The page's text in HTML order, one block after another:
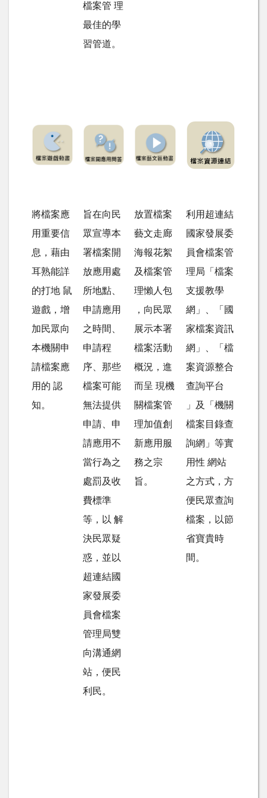
檔案管 理
最佳的學
習管道。
將檔案應
用重要信
息，藉由
耳熟能詳
的打地 鼠
遊戲，增
加民眾向
本機關申
請檔案應
用的 認
知。
旨在向民
眾宣導本
署檔案開
放應用處
所地點、
申請應用
之時間、
申請程
序、那些
檔案可能
無法提供
申請、申
請應用不
當行為之
處罰及收
費標準
等，以 解
決民眾疑
惑，並以
超連結國
家發展委
員會檔案
管理局雙
向溝通網
站，便民
利民。
放置檔案
藝文走廊
海報花絮
及檔案管
理懶人包
，向民眾
展示本署
檔案活動
概況，進
而呈 現機
關檔案管
理加值創
新應用服
務之宗
旨。
利用超連結
國家發展委
員會檔案管
理局「檔案
支援教學
網」、「國
家檔案資訊
網」、「檔
案資源整合
查詢平台
」及「機關
檔案目錄查
詢網」等實
用性 網站
之方式，方
便民眾查詢
檔案，以節
省寶貴時
間。